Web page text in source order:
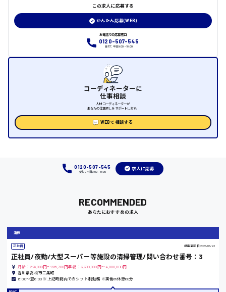
時給1300円〜
この求人に応募する
かんたん応募(WEB)
お電話での応募窓口
0120-507-545
受付：平日9:00 - 18:00
コーディネーターに
仕事相談
人材コーディネーターが
あなたの仕事探しをサポートします。
WEBで相談する
0120-507-545
受付：平日9:00 - 18:00
求人に応募
RECOMMENDED
あなたにおすすめの求人
清掃
正社員 掲載更新日 2026/06/23
正社員/夜勤/大型スーパー等施設の清掃管理/問い合わせ番号：3
月給：228,000円～285,700円年収：3,300,000円～4,000,000円
香川県高松市三条町
18:00〜翌6:00 ※上記時間内でのシフト制勤務 ※実働8h休憩60分